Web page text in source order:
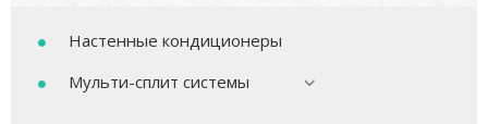
Настенные кондиционеры
Мульти-сплит системы